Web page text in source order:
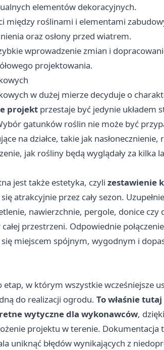
elementów dekoracyjnych.
między roślinami i elementami
oraz osłony przed wiatrem.
wprowadzenie zmian i
projektowania.
w dużej mierze decyduje o
projekt przestaje być jedynie układem
gatunków roślin nie może być
na działce, takie jak
jak rośliny będą wyglądały za kilka
jest także estetyka, czyli zestawienie
atrakcyjnie przez cały sezon.
nawierzchnie, pergole, donice czy
przestrzeni. Odpowiednie
miejscem spójnym, wygodnym i
w którym wszystkie wcześniejsze
do realizacji ogrodu. To właśnie
wytyczne dla wykonawców,
projektu w terenie. Dokumentacja
uniknąć błędów wynikających z